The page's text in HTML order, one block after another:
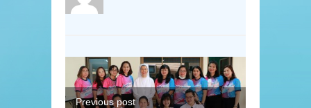
Previous post